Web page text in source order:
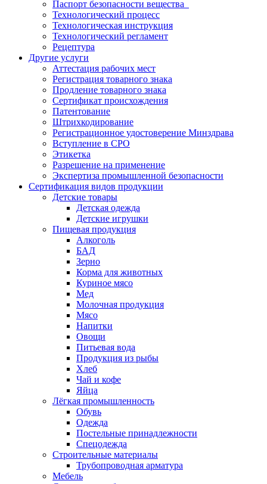
Паспорт безопасности вещества
Технологический процесс
Технологическая инструкция
Технологический регламент
Рецептура
Другие услуги
Аттестация рабочих мест
Регистрация товарного знака
Продление товарного знака
Сертификат происхождения
Патентование
Штрихкодирование
Регистрационное удостоверение Минздрава
Вступление в СРО
Этикетка
Разрешение на применение
Экспертиза промышленной безопасности
Сертификация видов продукции
Детские товары
Детская одежда
Детские игрушки
Пищевая продукция
Алкоголь
БАД
Зерно
Корма для животных
Куриное мясо
Мед
Молочная продукция
Мясо
Напитки
Овощи
Питьевая вода
Продукция из рыбы
Хлеб
Чай и кофе
Яйца
Лёгкая промышленность
Обувь
Одежда
Постельные принадлежности
Спецодежда
Строительные материалы
Трубопроводная арматура
Мебель